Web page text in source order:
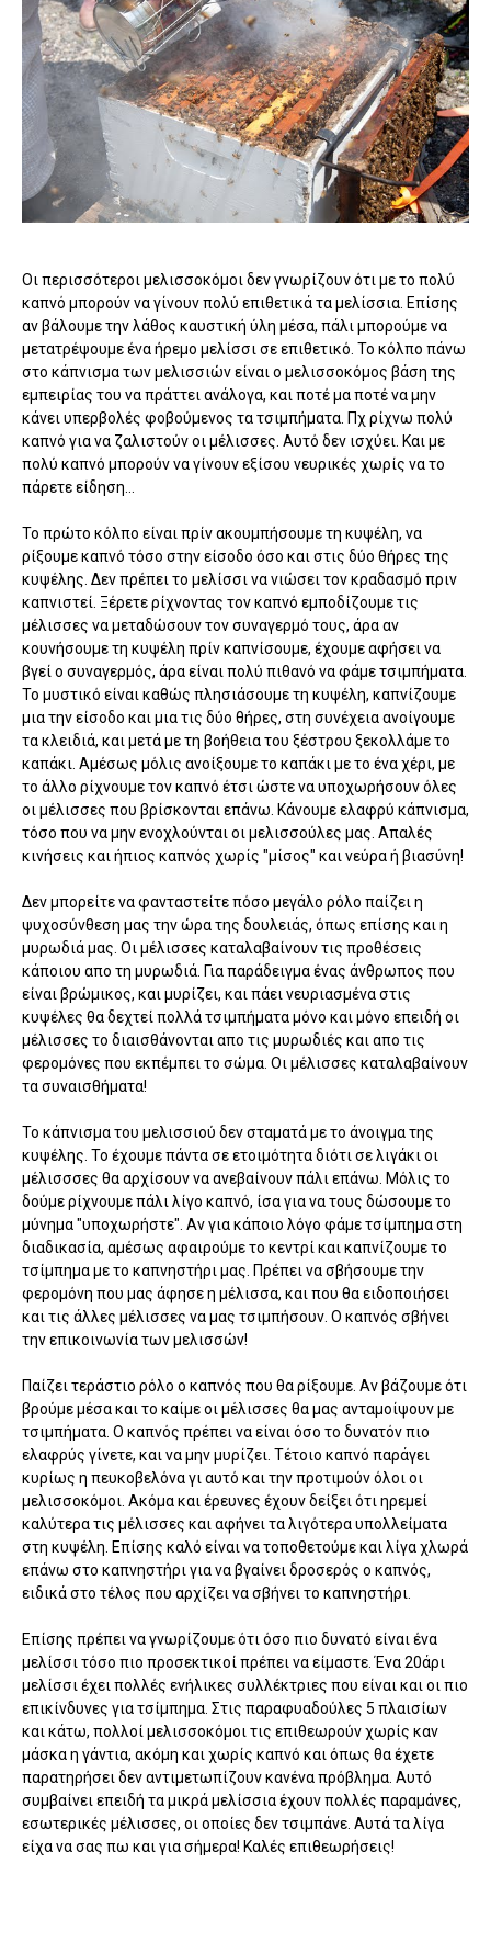
Οι περισσότεροι μελισσοκόμοι δεν γνωρίζουν ότι με το πολύ
καπνό μπορούν να γίνουν πολύ επιθετικά τα μελίσσια. Επίσης
αν βάλουμε την λάθος καυστική ύλη μέσα, πάλι μπορούμε να
μετατρέψουμε ένα ήρεμο μελίσσι σε επιθετικό. Το κόλπο πάνω
στο κάπνισμα των μελισσιών είναι ο μελισσοκόμος βάση της
εμπειρίας του να πράττει ανάλογα, και ποτέ μα ποτέ να μην
κάνει υπερβολές φοβούμενος τα τσιμπήματα. Πχ ρίχνω πολύ
καπνό για να ζαλιστούν οι μέλισσες. Αυτό δεν ισχύει. Και με
πολύ καπνό μπορούν να γίνουν εξίσου νευρικές χωρίς να το
πάρετε είδηση...
Το πρώτο κόλπο είναι πρίν ακουμπήσουμε τη κυψέλη, να
ρίξουμε καπνό τόσο στην είσοδο όσο και στις δύο θήρες της
κυψέλης. Δεν πρέπει το μελίσσι να νιώσει τον κραδασμό πριν
καπνιστεί. Ξέρετε ρίχνοντας τον καπνό εμποδίζουμε τις
μέλισσες να μεταδώσουν τον συναγερμό τους, άρα αν
κουνήσουμε τη κυψέλη πρίν καπνίσουμε, έχουμε αφήσει να
βγεί ο συναγερμός, άρα είναι πολύ πιθανό να φάμε τσιμπήματα.
Το μυστικό είναι καθώς πλησιάσουμε τη κυψέλη, καπνίζουμε
μια την είσοδο και μια τις δύο θήρες, στη συνέχεια ανοίγουμε
τα κλειδιά, και μετά με τη βοήθεια του ξέστρου ξεκολλάμε το
καπάκι. Αμέσως μόλις ανοίξουμε το καπάκι με το ένα χέρι, με
το άλλο ρίχνουμε τον καπνό έτσι ώστε να υποχωρήσουν όλες
οι μέλισσες που βρίσκονται επάνω. Κάνουμε ελαφρύ κάπνισμα,
τόσο που να μην ενοχλούνται οι μελισσούλες μας. Απαλές
κινήσεις και ήπιος καπνός χωρίς "μίσος" και νεύρα ή βιασύνη!
Δεν μπορείτε να φανταστείτε πόσο μεγάλο ρόλο παίζει η
ψυχοσύνθεση μας την ώρα της δουλειάς, όπως επίσης και η
μυρωδιά μας. Οι μέλισσες καταλαβαίνουν τις προθέσεις
κάποιου απο τη μυρωδιά. Για παράδειγμα ένας άνθρωπος που
είναι βρώμικος, και μυρίζει, και πάει νευριασμένα στις
κυψέλες θα δεχτεί πολλά τσιμπήματα μόνο και μόνο επειδή οι
μέλισσες το διαισθάνονται απο τις μυρωδιές και απο τις
φερομόνες που εκπέμπει το σώμα. Οι μέλισσες καταλαβαίνουν
τα συναισθήματα!
Το κάπνισμα του μελισσιού δεν σταματά με το άνοιγμα της
κυψέλης. Το έχουμε πάντα σε ετοιμότητα διότι σε λιγάκι οι
μέλισσσες θα αρχίσουν να ανεβαίνουν πάλι επάνω. Μόλις το
δούμε ρίχνουμε πάλι λίγο καπνό, ίσα για να τους δώσουμε το
μύνημα "υποχωρήστε". Αν για κάποιο λόγο φάμε τσίμπημα στη
διαδικασία, αμέσως αφαιρούμε το κεντρί και καπνίζουμε το
τσίμπημα με το καπνηστήρι μας. Πρέπει να σβήσουμε την
φερομόνη που μας άφησε η μέλισσα, και που θα ειδοποιήσει
και τις άλλες μέλισσες να μας τσιμπήσουν. Ο καπνός σβήνει
την επικοινωνία των μελισσών!
Παίζει τεράστιο ρόλο ο καπνός που θα ρίξουμε. Αν βάζουμε ότι
βρούμε μέσα και το καίμε οι μέλισσες θα μας ανταμοίψουν με
τσιμπήματα. Ο καπνός πρέπει να είναι όσο το δυνατόν πιο
ελαφρύς γίνετε, και να μην μυρίζει. Τέτοιο καπνό παράγει
κυρίως η πευκοβελόνα γι αυτό και την προτιμούν όλοι οι
μελισσοκόμοι. Ακόμα και έρευνες έχουν δείξει ότι ηρεμεί
καλύτερα τις μέλισσες και αφήνει τα λιγότερα υπολλείματα
στη κυψέλη. Επίσης καλό είναι να τοποθετούμε και λίγα χλωρά
επάνω στο καπνηστήρι για να βγαίνει δροσερός ο καπνός,
ειδικά στο τέλος που αρχίζει να σβήνει το καπνηστήρι.
Επίσης πρέπει να γνωρίζουμε ότι όσο πιο δυνατό είναι ένα
μελίσσι τόσο πιο προσεκτικοί πρέπει να είμαστε. Ένα 20άρι
μελίσσι έχει πολλές ενήλικες συλλέκτριες που είναι και οι πιο
επικίνδυνες για τσίμπημα. Στις παραφυαδούλες 5 πλαισίων
και κάτω, πολλοί μελισσοκόμοι τις επιθεωρούν χωρίς καν
μάσκα η γάντια, ακόμη και χωρίς καπνό και όπως θα έχετε
παρατηρήσει δεν αντιμετωπίζουν κανένα πρόβλημα. Αυτό
συμβαίνει επειδή τα μικρά μελίσσια έχουν πολλές παραμάνες,
εσωτερικές μέλισσες, οι οποίες δεν τσιμπάνε. Αυτά τα λίγα
είχα να σας πω και για σήμερα! Καλές επιθεωρήσεις!